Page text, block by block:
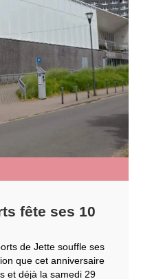
fête ses 10
de Jette souffle ses
que cet anniversaire
et déjà la samedi 29